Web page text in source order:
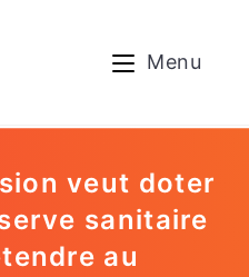
Menu
veut doter
sanitaire
au